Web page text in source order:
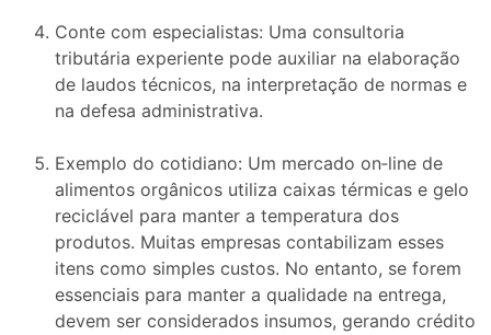
Conte com especialistas: Uma consultoria
tributária experiente pode auxiliar na elaboração
de laudos técnicos, na interpretação de normas e
na defesa administrativa.
Exemplo do cotidiano: Um mercado on‑line de
alimentos orgânicos utiliza caixas térmicas e gelo
reciclável para manter a temperatura dos
produtos. Muitas empresas contabilizam esses
itens como simples custos. No entanto, se forem
essenciais para manter a qualidade na entrega,
devem ser considerados insumos, gerando crédito